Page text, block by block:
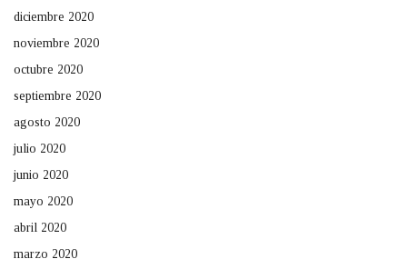
diciembre 2020
noviembre 2020
octubre 2020
septiembre 2020
agosto 2020
julio 2020
junio 2020
mayo 2020
abril 2020
marzo 2020